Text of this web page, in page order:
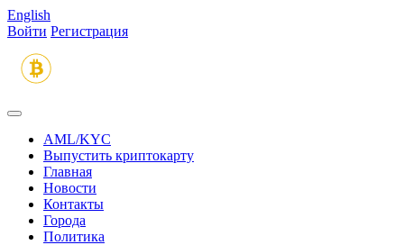
English
Войти Регистрация
AML/KYC
Выпустить криптокарту
Главная
Новости
Контакты
Города
Политика